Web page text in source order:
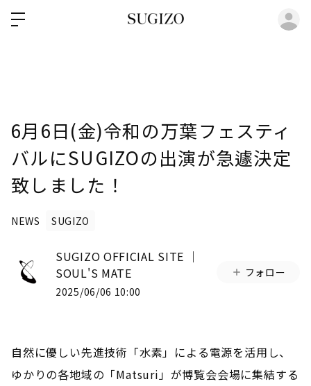
6月6日(金)令和の万葉フェスティ
バルにSUGIZOの出演が急遽決定
致しました！
NEWS SUGIZO
SUGIZO OFFICIAL SITE │
SOUL'S MATE
2025/06/06 10:00
フォロー
自然に優しい先進技術「水素」による電源を活用し、
ゆかりの各地域の「Matsuri」が博覧会会場に集結する